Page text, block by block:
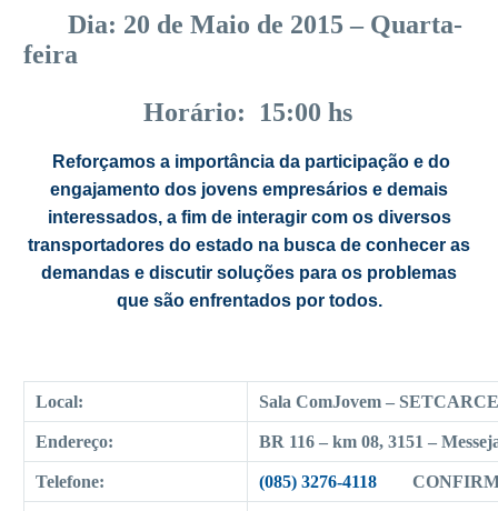
Dia: 20 de Maio de 2015 – Quarta-
feira
Horário: 15:00 hs
Reforçamos a importância da participação e do
engajamento dos jovens empresários e demais
interessados, a fim de interagir comos diversos
transportadores do estado na busca de conhecer as
demandas e discutir soluções para os problemas
que são enfrentados por todos.
Local: Sala ComJovem – SETCARCE
Endereço: BR 116 – km 08, 3151 –
Telefone: (085) 3276-4118